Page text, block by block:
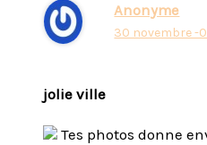
Anonyme
30 novembre -
jolie ville
Tes photos donne